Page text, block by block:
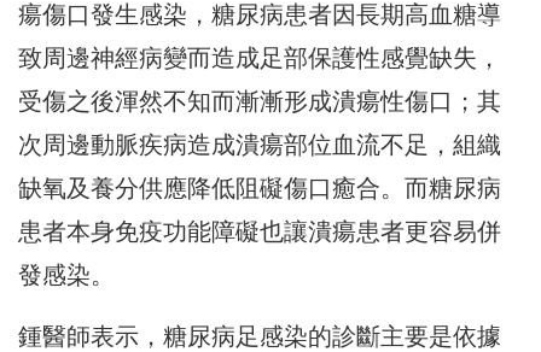
瘍傷口發生感染，糖尿病患者因長期高血糖導
致周邊神經病變而造成足部保護性感覺缺失，
受傷之後渾然不知而漸漸形成潰瘍性傷口；其
次周邊動脈疾病造成潰瘍部位血流不足，組織
缺氧及養分供應降低阻礙傷口癒合。而糖尿病
患者本身免疫功能障礙也讓潰瘍患者更容易併
發感染。
鍾醫師表示，糖尿病足感染的診斷主要是依據